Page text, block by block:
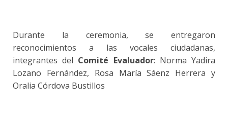
Durante la ceremonia, se entregaron
reconocimientos a las vocales ciudadanas,
integrantes del Comité Evaluador: Norma Yadira
Lozano Fernández, Rosa María Sáenz Herrera y
Oralia Córdova Bustillos